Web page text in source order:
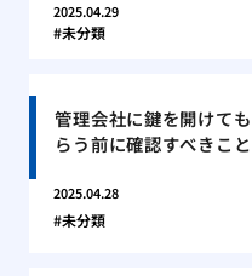
2025.04.29
未分類
管理会社に鍵を開けても
らう前に確認すべきこと
2025.04.28
未分類